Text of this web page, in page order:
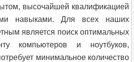
высочайшей квалификацией
навыками. Для всех наших
является поиск оптимальных
компьютеров и ноутбуков,
минимальное количество